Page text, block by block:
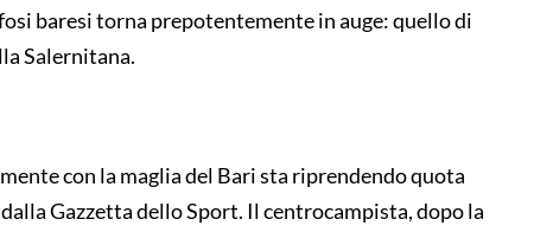
baresi torna prepotentemente in auge: quello di
Salernitana.
con la maglia del Bari sta riprendendo quota
Gazzetta dello Sport. Il centrocampista, dopo la